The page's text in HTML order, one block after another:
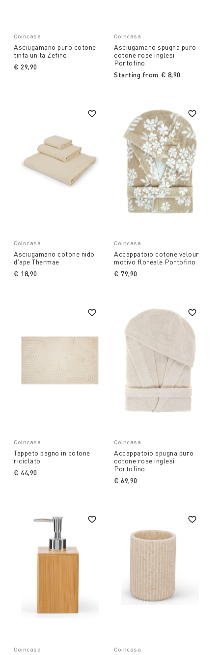
Coincasa
Asciugamano puro cotone
tinta unita Zefiro
€ 29,90
Coincasa
Asciugamano spugna puro
cotone rose inglesi
Portofino
Starting from € 8,90
Coincasa
Asciugamano cotone nido
d'ape Thermae
€ 18,90
Coincasa
Accappatoio cotone velour
motivo floreale Portofino
€ 79,90
Coincasa
Tappeto bagno in cotone
riciclato
€ 44,90
Coincasa
Accappatoio spugna puro
cotone rose inglesi
Portofino
€ 69,90
Coincasa Coincasa